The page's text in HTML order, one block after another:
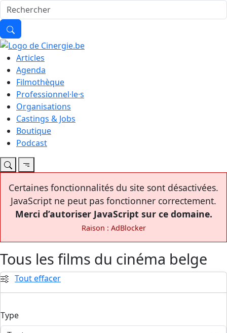
Articles
Agenda
Filmothèque
Professionnel·le·s
Organisations
Castings & Jobs
Boutique
Podcast
Certaines fonctionnalités du site sont désactivées.
JavaScript ne peut pas fonctionner correctement.
Merci d’autoriser JavaScript sur ce domaine.
Raison : AdBlocker
Tous les films du cinéma belge
Tout effacer
Type